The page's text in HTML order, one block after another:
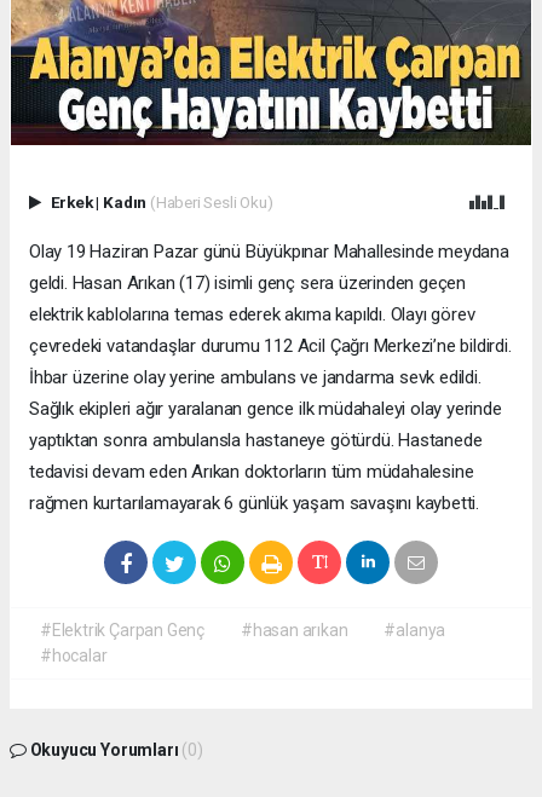
Erkek| Kadın (Haberi Sesli Oku)
Olay 19 Haziran Pazar günü Büyükpınar Mahallesinde meydana
geldi. Hasan Arıkan (17) isimli genç sera üzerinden geçen
elektrik kablolarına temas ederek akıma kapıldı. Olayı görev
çevredeki vatandaşlar durumu 112 Acil Çağrı Merkezi’ne bildirdi.
İhbar üzerine olay yerine ambulans ve jandarma sevk edildi.
Sağlık ekipleri ağır yaralanan gence ilk müdahaleyi olay yerinde
yaptıktan sonra ambulansla hastaneye götürdü. Hastanede
tedavisi devam eden Arıkan doktorların tüm müdahalesine
rağmen kurtarılamayarak 6 günlük yaşam savaşını kaybetti.
#Elektrik Çarpan Genç #hasan arıkan
#alanya
#hocalar
Okuyucu Yorumları (0)